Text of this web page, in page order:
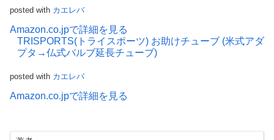
posted with カエレバ
Amazon.co.jpで詳細を見る
TRISPORTS(トライスポーツ) お助けチューブ (米式アダ
プタ→仏式バルブ延長チューブ)
posted with カエレバ
Amazon.co.jpで詳細を見る